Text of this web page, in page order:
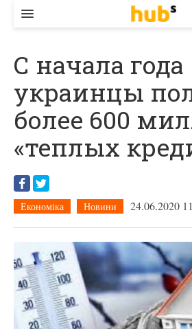
ЕКОНОМІКА
БІЗНЕС
СТАРТЕР
КОНТАКТИ
С начала года
украинцы
более 600
«теплых
Економіка Новини 24.06.2020